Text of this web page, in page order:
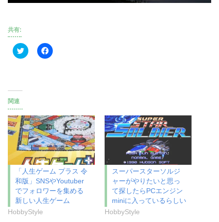
共有:
ク
リ
e
r
で
共
有
(
新
し
い
ウ
ィ
ン
ド
ウ
で
開
F
a
す
る
に
は
ク
リ
ッ
ク
し
て
く
だ
さ
い
関連
「人生ゲーム プラス 令
和版」SNSやYoutuber
でフォロワーを集める
新しい人生ゲーム
HobbyStyle
スーパースターソルジ
ャーがやりたいと思っ
て探したらPCエンジン
miniに入っているらしい
HobbyStyle